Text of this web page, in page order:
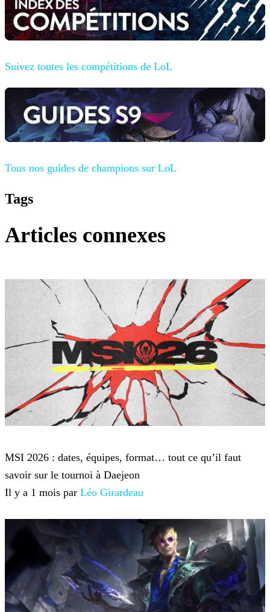
Suivez toutes les compétitions de LoL
Tous nos guides de champions sur LoL
Tags
Articles connexes
MSI 2026 : dates, équipes, format… tout ce qu’il faut
savoir sur le tournoi à Daejeon
Il y a 1 mois par Léo Girardeau